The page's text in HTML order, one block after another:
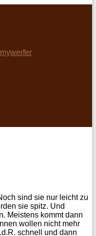
sind sie nur leicht zu
sie spitz. Und
Meistens kommt dann
wollen nicht mehr
schnell und dann